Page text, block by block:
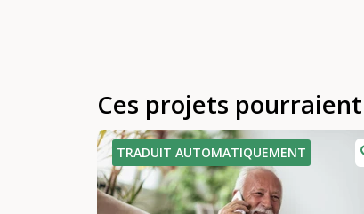
Ces projets
TRADUIT AUTOMATIQUEMENT